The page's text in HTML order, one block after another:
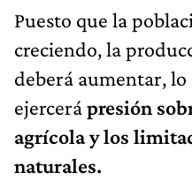
Puesto que la
creciendo, la
deberá aumentar,
ejercerápresión
agrícola y los
naturales.